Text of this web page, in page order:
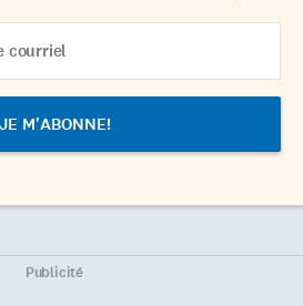
Publicité